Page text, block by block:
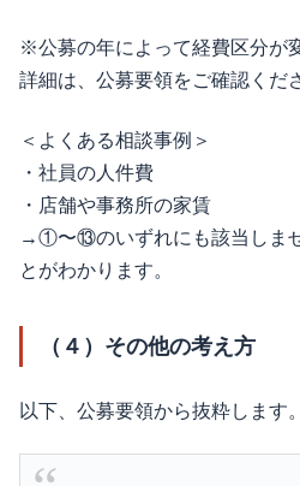
※公募の年によって経費区分が
詳細は、公募要領をご確認くだ
＜よくある相談事例＞
・社員の人件費
・店舗や事務所の家賃
→①〜⑬のいずれにも該当しま
とがわかります。
（４）その他の考え方
以下、公募要領から抜粋します。